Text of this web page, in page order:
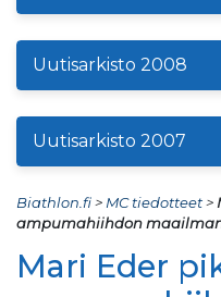
Uutisarkisto 2008
Uutisarkisto 2007
Biathlon.fi> MC tiedotteet>
ampumahiihdon
Mari Eder